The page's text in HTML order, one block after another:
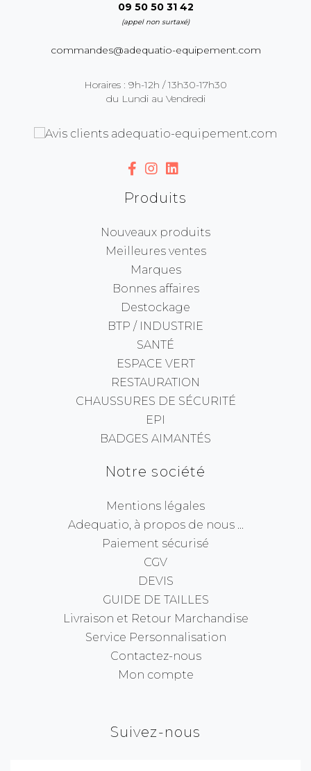
09 50 50 31 42
(appel non surtaxé)
commandes@adequatio-equipement.com
Horaires : 9h-12h / 13h30-17h30
du Lundi au Vendredi
Produits
Nouveaux produits
Meilleures ventes
Marques
Bonnes affaires
Destockage
BTP / INDUSTRIE
SANTÉ
ESPACE VERT
RESTAURATION
CHAUSSURES DE SÉCURITÉ
EPI
BADGES AIMANTÉS
Notre société
Mentions légales
Adequatio, à propos de nous ...
Paiement sécurisé
CGV
DEVIS
GUIDE DE TAILLES
Livraison et Retour Marchandise
Service Personnalisation
Contactez-nous
Mon compte
Suivez-nous